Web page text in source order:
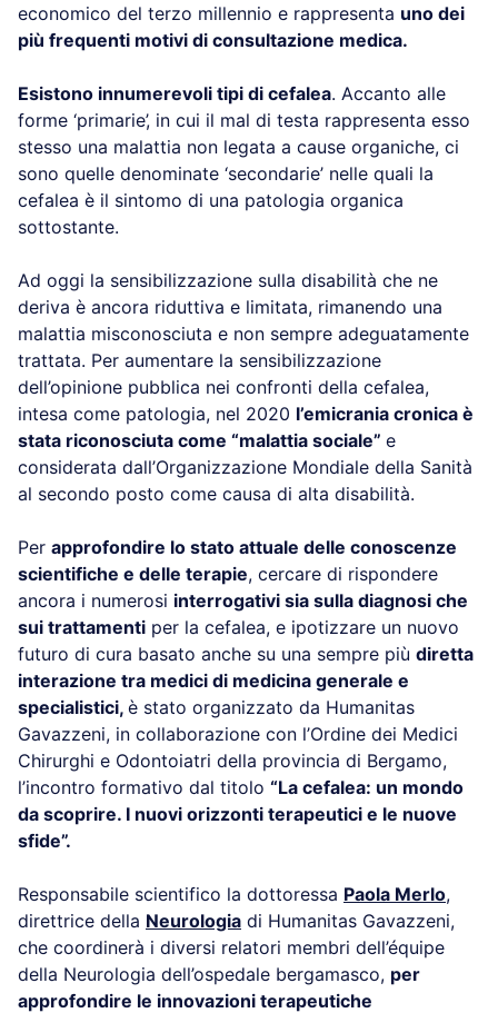
economico del terzo millennio e rappresenta uno dei
più frequenti motivi di consultazione medica.
Esistono innumerevoli tipi di cefalea. Accanto alle
forme ‘primarie’, in cui il mal di testa rappresenta esso
stesso una malattia non legata a cause organiche, ci
sono quelle denominate ‘secondarie’ nelle quali la
cefalea è il sintomo di una patologia organica
sottostante.
Ad oggi la sensibilizzazione sulla disabilità che ne
deriva è ancora riduttiva e limitata, rimanendo una
malattia misconosciuta e non sempre adeguatamente
trattata. Per aumentare la sensibilizzazione
dell’opinione pubblica nei confronti della cefalea,
intesa come patologia, nel 2020 l’emicrania cronica è
stata riconosciuta come “malattia sociale” e
considerata dall’Organizzazione Mondiale della Sanità
al secondo posto come causa di alta disabilità.
Per approfondire lo stato attuale delle conoscenze
scientifiche e delle terapie, cercare di rispondere
ancora i numerosi interrogativi sia sulla diagnosi che
sui trattamenti per la cefalea, e ipotizzare un nuovo
futuro di cura basato anche su una sempre più diretta
interazione tra medici di medicina generale e
specialistici, è stato organizzato da Humanitas
Gavazzeni, in collaborazione con l’Ordine dei Medici
Chirurghi e Odontoiatri della provincia di Bergamo,
l’incontro formativo dal titolo “La cefalea: un mondo
da scoprire. I nuovi orizzonti terapeutici e le nuove
sfide”.
Responsabile scientifico la dottoressa Paola Merlo,
direttrice della Neurologia di Humanitas Gavazzeni,
che coordinerà i diversi relatori membri dell’équipe
della Neurologia dell’ospedale bergamasco, per
approfondire le innovazioni terapeutiche